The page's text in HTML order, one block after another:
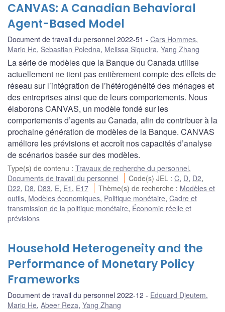
CANVAS: A Canadian Behavioral
Agent-Based Model
Document de travail du personnel 2022-51 Cars Hommes,
Mario He, Sebastian Poledna, Melissa Siqueira, Yang Zhang
La série de modèles que la Banque du Canada utilise
actuellement ne tient pas entièrement compte des effets de
réseau sur l’intégration de l’hétérogénéité des ménages et
des entreprises ainsi que de leurs comportements. Nous
élaborons CANVAS, un modèle fondé sur les
comportements d’agents au Canada, afin de contribuer à la
prochaine génération de modèles de la Banque. CANVAS
améliore les prévisions et accroît nos capacités d’analyse
de scénarios basée sur des modèles.
Type(s) de contenu : Travaux de recherche du personnel,
Documents de travail du personnel
Code(s) JEL :C, D, D2,
D22, D8, D83, E, E1 , E17 Thème(s) de recherche : Modèles et
outils, Modèles économiques, Politique monétaire, Cadre et
transmission de la politique monétaire, Économie réelle et
prévisions
Household Heterogeneity and the
Performance of Monetary Policy
Frameworks
Document de travail du personnel 2022-12 Edouard Djeutem,
Mario He, Abeer Reza, Yang Zhang